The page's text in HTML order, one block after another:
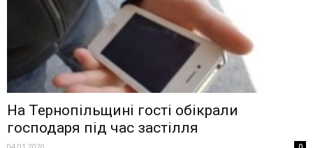
На Тернопільщині гості обікрали
господаря під час застілля